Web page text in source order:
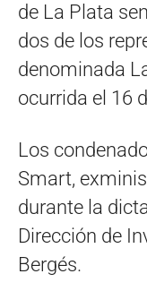
de La Plata
dos de los
denominada
ocurrida el 16
Los
Smart,
durante la
Dirección de
Bergés.